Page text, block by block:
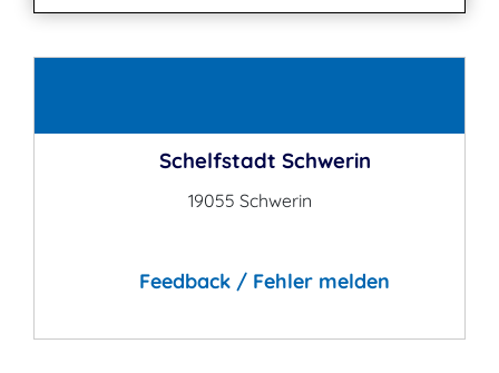
Schelfstadt Schwerin
19055 Schwerin
Feedback / Fehler melden